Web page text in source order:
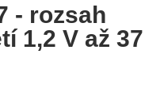
- rozsah
1,2 V až 37